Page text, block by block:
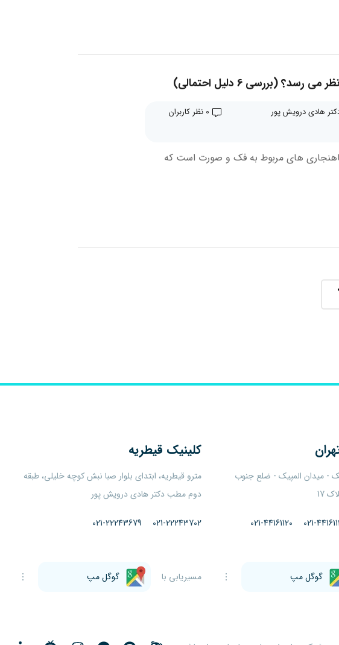
(بررسی 6 دلیل احتمالی)
هادی درویش پور
0 نظر کاربران
های مربوط به فک و صورت است که
- میدان المپیک - ضلع جنوب
021-
021-44161120
گوگل مپ
کلینیک قیطریه
مترو قیطریه، ابتدای بلوار صبا نبش کوچه خلیلی، طبقه
دوم مطب دکتر هادی درویش پور
021-22243702
021-22243679
مسیریابی با گوگل مپ